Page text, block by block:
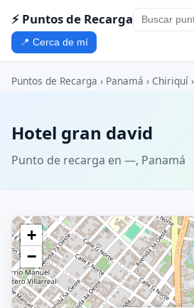
⚡ Puntos de Recarga
📍 Cerca de mí
Puntos de Recarga › Panamá › Chiriquí ›
Hotel gran david
Punto de recarga en —, Panamá
+
−